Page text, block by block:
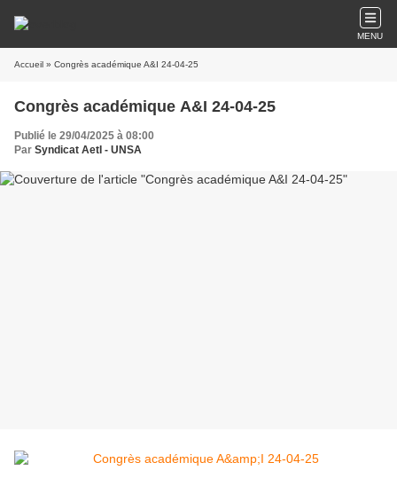
MENU
Accueil » Congrès académique A&I 24-04-25
Congrès académique A&I 24-04-25
Publié le 29/04/2025 à 08:00
Par Syndicat AetI - UNSA